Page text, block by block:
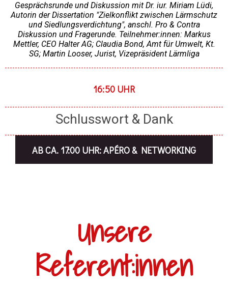
Gesprächsrunde und Diskussion mit Dr. iur. Miriam Lüdi,
Autorin der Dissertation "Zielkonflikt zwischen Lärmschutz
und Siedlungsverdichtung", anschl. Pro & Contra
Diskussion und Fragerunde. Teilnehmer:innen: Markus
Mettler, CEO Halter AG; Claudia Bond, Amt für Umwelt, Kt.
SG; Martin Looser, Jurist, Vizepräsident Lärmliga
16:50 UHR
Schlusswort & Dank
AB CA. 17:00 UHR: APÉRO & NETWORKING
Unsere
Referent:innen